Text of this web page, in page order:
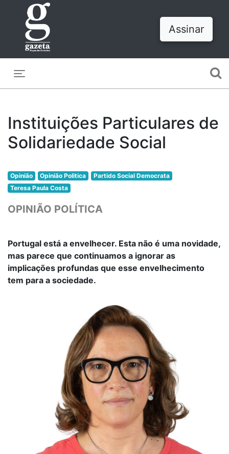
Assinar
Instituições Particulares de
Solidariedade Social
Opinião Opinião Politica
Partido Social Democrata
Teresa Paula Costa
OPINIÃO POLÍTICA
Portugal está a envelhecer. Esta não é uma novidade,
mas parece que continuamos a ignorar as
implicações profundas que esse envelhecimento
tem para a sociedade.